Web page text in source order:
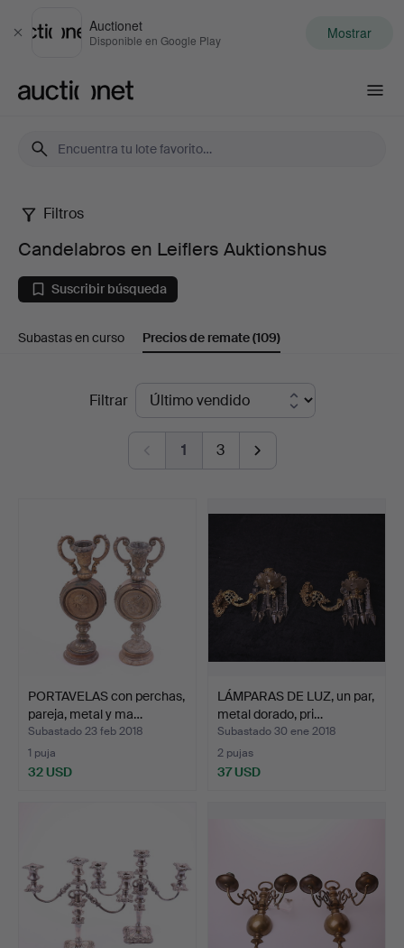
Cerrar
Auctionet
Disponible en Google Play Mostrar
Candelabros
en
Leiflers
Auktionshus
Filtros
Candelabros en Leiflers Auktionshus
Suscribir búsqueda
Subastas en curso Precios de remate(109)
Filtrar
1 3
PORTAVELAS con perchas,
pareja, metal y ma…
Subastado 23 feb 2018
1 puja
32 USD
LÁMPARAS DE LUZ, un par,
metal dorado, pri…
Subastado 30 ene 2018
2 pujas
37 USD